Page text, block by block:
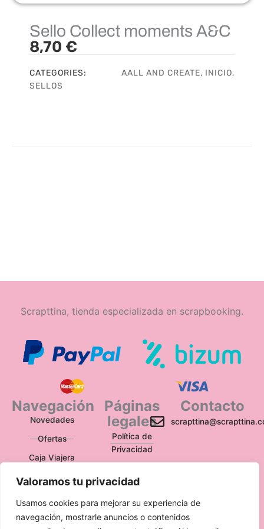
Valoramos tu privacidad
Usamos cookies para mejorar su experiencia de
navegación, mostrarle anuncios o contenidos
Sello Collect moments A&C
8,70 €
CATEGORIES: AALL AND CREATE, INICIO,
SELLOS
Scrapttina, tienda especializada en scrapbooking.
Navegación
Novedades
Ofertas
Caja Viajera
Páginas
legales
Política de
Privacidad
Política de
Devoluciones
Aviso Legal
Contacto